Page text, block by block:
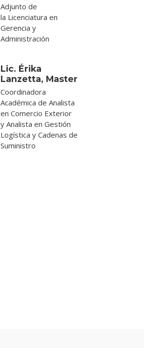
Adjunto de
la Licenciatura en
Gerencia y
Administración
Lic. Érika
Lanzetta, Master
Coordinadora
Académica de Analista
en Comercio Exterior
y Analista en Gestión
Logística y Cadenas de
Suministro